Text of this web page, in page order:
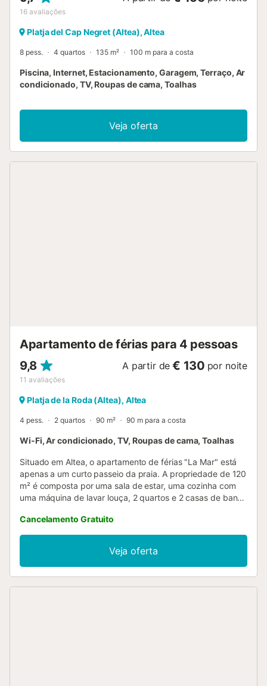
16 avaliações
Platja del Cap Negret (Altea), Altea
8 pess. 4 quartos 135 m² 100 m para a costa
Piscina, Internet, Estacionamento, Garagem, Terraço, Ar
condicionado, TV, Roupas de cama, Toalhas
Veja oferta
Apartamento de férias para 4 pessoas
9,8
11 avaliações
A partir de € 130 por noite
Platja de la Roda (Altea), Altea
4 pess. 2 quartos 90 m² 90 m para a costa
Wi-Fi, Ar condicionado, TV, Roupas de cama, Toalhas
Situado em Altea, o apartamento de férias "La Mar" está
apenas a um curto passeio da praia. A propriedade de 120
m² é composta por uma sala de estar, uma cozinha com
uma máquina de lavar louça, 2 quartos e 2 casas de banho
adicionais incluem Wi-Fi, uma televisão, ar condicionado,
bem como uma máquina de lavar roupa. O apartamento
de férias dispõe de um terraço privado coberto para
noites relaxantes. As famílias com crianças são bem-
vindas. Não são permitidos animais de estimação, fumar e
Cancelamento Gratuito
Veja oferta